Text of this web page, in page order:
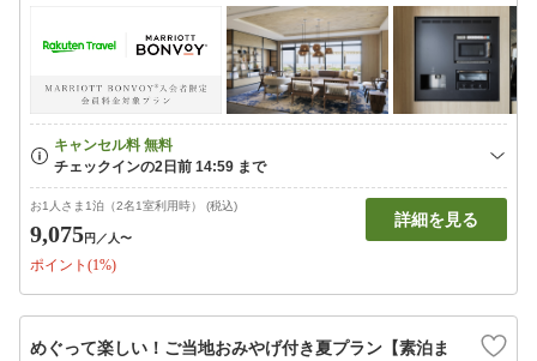
お1人さま1泊（2名1室利用時） (税込)
9,075円 ／人〜
ポイント(1%)
詳細を見る
めぐって楽しい！ご当地おみやげ付き夏プラン【素泊ま